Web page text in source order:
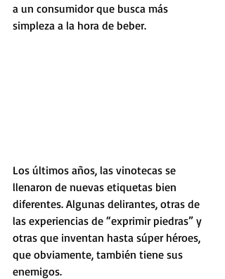
a un consumidor que busca más
simpleza a la hora de beber.
Los últimos años, las vinotecas se
llenaron de nuevas etiquetas bien
diferentes. Algunas delirantes, otras de
las experiencias de “exprimir piedras” y
otras que inventan hasta súper héroes,
que obviamente, también tiene sus
enemigos.